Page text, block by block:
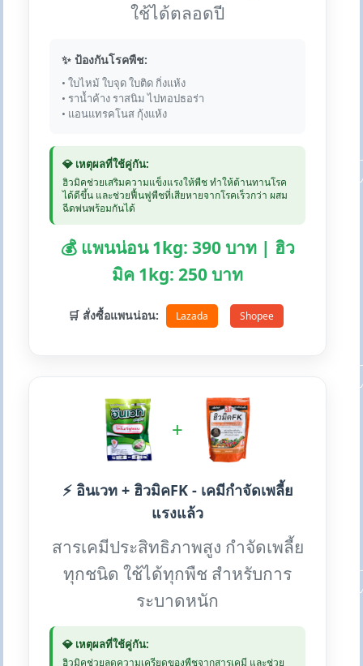
ใช้ได้ตลอดปี
✨ ป้องกันโรคพืช:
• ใบไหม้ ใบจุด ใบติด กิ่งแห้ง
• ราน้ำค้าง ราสนิม ไปทอปธอร่า
• แอนแทรคโนส กุ้งแห้ง
💎 เหตุผลที่ใช้คู่กัน:
ฮิวมิคช่วยเสริมความแข็งแรงให้พืช ทำให้ต้านทานโรค
ได้ดีขึ้น และช่วยฟื้นฟูพืชที่เสียหายจากโรคเร็วกว่า ผสม
ฉีดพ่นพร้อมกันได้
💰 แพนน่อน 1kg: 390 บาท | ฮิว
มิค 1kg: 250 บาท
🛒 สั่งซื้อแพนน่อน: Lazada Shopee
+
⚡ อินเวท + ฮิวมิคFK - เคมีกำจัดเพลี้ย
แรงแล้ว
สารเคมีประสิทธิภาพสูง กำจัดเพลี้ย
ทุกชนิด ใช้ได้ทุกพืช สำหรับการ
ระบาดหนัก
💎 เหตุผลที่ใช้คู่กัน:
ฮิวมิคช่วยลดความเครียดของพืชจากสารเคมี และช่วย